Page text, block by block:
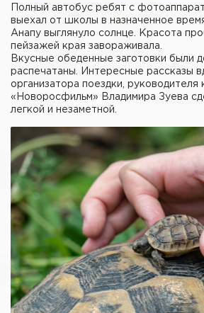
Полный автобус ребят с
выехал от школы в назначенное
Анапу выглянуло солнце. Красота
пейзажей края завораживала.
Вкусные обеденные заготовки были
распечатаны. Интересные рассказы
организатора поездки, руководителя
«Новоросфильм» Владимира Зуева
легкой и незаметной.